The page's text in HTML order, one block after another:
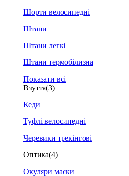
Шорти велосипедні
Штани
Штани легкі
Штани термобілизна
Показати всі
Взуття(3)
Кеди
Туфлі велосипедні
Черевики трекінгові
Оптика(4)
Окуляри маски